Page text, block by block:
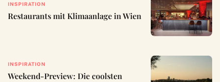
INSPIRATION
Restaurants mit Klimaanlage in Wien
INSPIRATION
Weekend-Preview: Die coolsten